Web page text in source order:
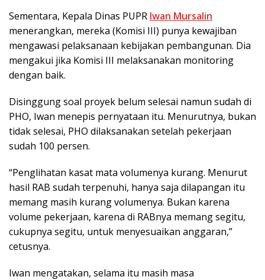
Sementara, Kepala Dinas PUPR Iwan Mursalin
menerangkan, mereka (Komisi III) punya kewajiban
mengawasi pelaksanaan kebijakan pembangunan. Dia
mengakui jika Komisi III melaksanakan monitoring
dengan baik.
Disinggung soal proyek belum selesai namun sudah di
PHO, Iwan menepis pernyataan itu. Menurutnya, bukan
tidak selesai, PHO dilaksanakan setelah pekerjaan
sudah 100 persen.
“Penglihatan kasat mata volumenya kurang. Menurut
hasil RAB sudah terpenuhi, hanya saja dilapangan itu
memang masih kurang volumenya. Bukan karena
volume pekerjaan, karena di RABnya memang segitu,
cukupnya segitu, untuk menyesuaikan anggaran,”
cetusnya.
Iwan mengatakan, selama itu masih masa